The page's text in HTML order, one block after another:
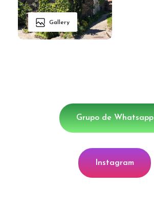
Gallery
Grupo de Whatsapp
Instagram